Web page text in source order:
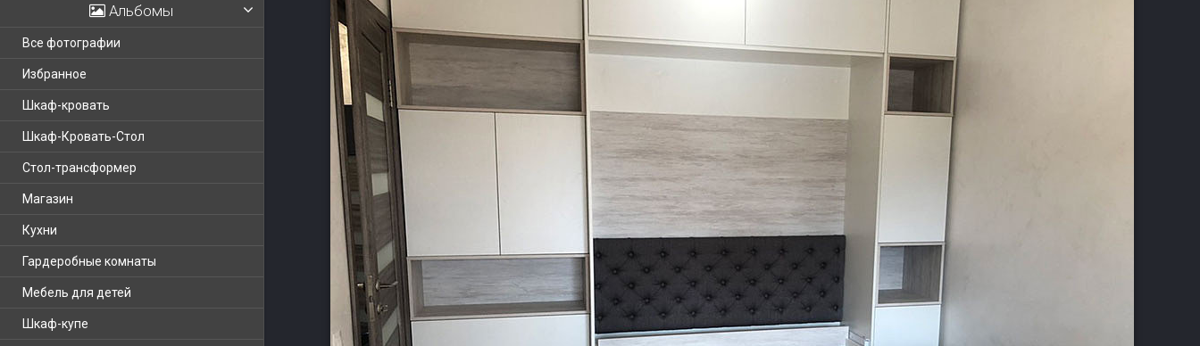
Альбомы
Все фотографии
Избранное
Шкаф-кровать
Шкаф-Кровать-Стол
Стол-трансформер
Магазин
Кухни
Гардеробные комнаты
Мебель для детей
Шкаф-купе